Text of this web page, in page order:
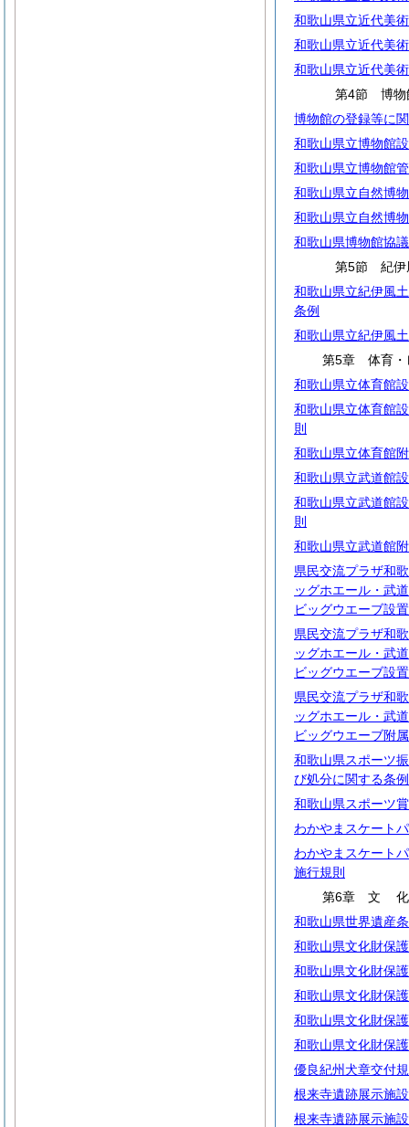
和歌山県立近代美
和歌山県立近代美
和歌山県立近代美
第4節 博物
博物館の登録等に
和歌山県立博物館
和歌山県立博物館
和歌山県立自然博
和歌山県立自然博
和歌山県博物館協
第5節 紀伊
和歌山県立紀伊風
条例
和歌山県立紀伊風
第5章 体育・
和歌山県立体育館
和歌山県立体育館
則
和歌山県立体育館
和歌山県立武道館
和歌山県立武道館
則
和歌山県立武道館
県民交流プラザ和
ッグホエール・武
ビッグウエーブ設
県民交流プラザ和
ッグホエール・武
ビッグウエーブ設
県民交流プラザ和
ッグホエール・武
ビッグウエーブ附
和歌山県スポーツ
び処分に関する条例
和歌山県スポーツ
わかやまスケート
わかやまスケート
施行規則
第6章 文化
和歌山県世界遺産
和歌山県文化財保
和歌山県文化財保
和歌山県文化財保
和歌山県文化財保
和歌山県文化財保
優良紀州犬章交付
根来寺遺跡展示施
根来寺遺跡展示施